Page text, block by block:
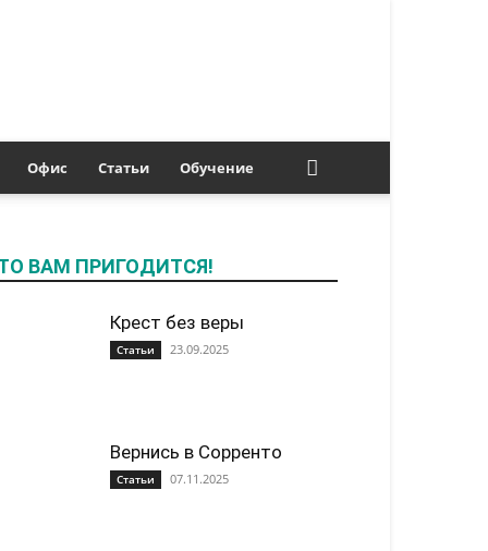
Офис Статьи Обучение
ВАМ ПРИГОДИТСЯ!
Крест без веры
Статьи 23.09.2025
Вернись в Сорренто
Статьи 07.11.2025